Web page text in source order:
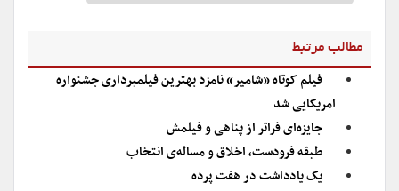
مطالب مرتبط
فیلم کوتاه «شامیر» نامزد بهترین فیلمبرداری جشنواره
امریکایی شد
جایزه‌ای فراتر از پناهی و فیلمش
طبقه فرودست، اخلاق و مساله‌ی انتخاب
یک یادداشت در هفت پرده